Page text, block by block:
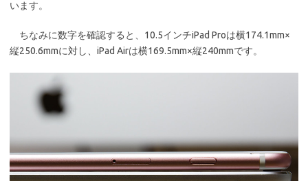
います。
ちなみに数字を確認すると、10.5インチiPad Proは横174.1mm×
縦250.6mmに対し、iPad Airは横169.5mm×縦240mmです。